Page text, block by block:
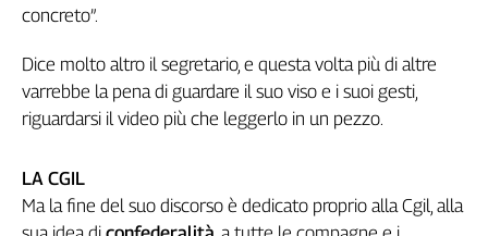
concreto”.
Dice molto altro il segretario, e questa volta più di altre
varrebbe la pena di guardare il suo viso e i suoi gesti,
riguardarsi il video più che leggerlo in un pezzo.
LA CGIL
Ma la fine del suo discorso è dedicato proprio alla Cgil, alla